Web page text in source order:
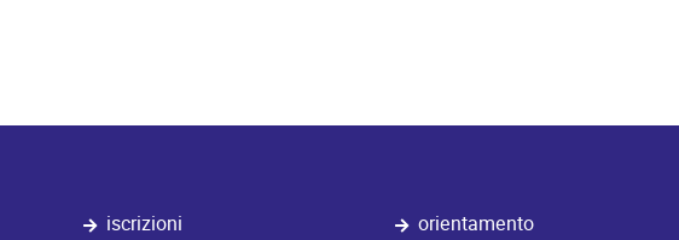
iscrizioni orientamento